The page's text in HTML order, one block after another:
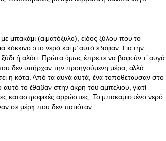
μπακάμι (αιματόξυλο), είδος ξύλου που το
κόκκινο στο νερό και μ΄αυτό έβαφαν. Για την
ή αλάτι. Πρώτα όμως έπρεπε να βαφούν τ’ αυγά
δεν υπήρχαν την προηγούμενη μέρα, αλλά
η κότα. Από τα αυγά αυτά, ένα τοποθετούσαν στο
αυτό το έθαβαν στην άκρη του αμπελιού, γιατί
καταστροφικές αρρώστιες. Το μπακαμισμένο νερό
σε μέρη που δεν πατιόταν.